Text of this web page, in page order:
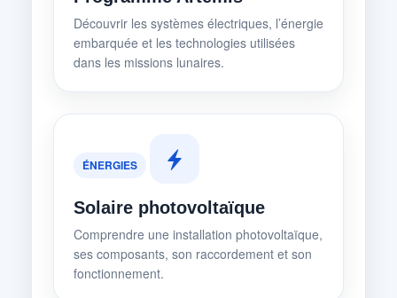
Découvrir les systèmes électriques, l’énergie
embarquée et les technologies utilisées
dans les missions lunaires.
ÉNERGIES
Solaire photovoltaïque
Comprendre une installation photovoltaïque,
ses composants, son raccordement et son
fonctionnement.